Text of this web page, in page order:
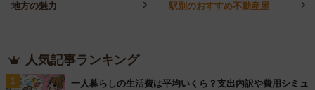
地方の魅力 駅別のおすすめ不動産屋
人気記事ランキング
1
一人暮らしの生活費は平均いくら？支出内訳や費用シミュ